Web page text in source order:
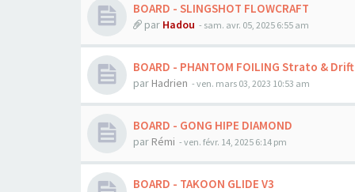
BOARD - SLINGSHOT FLOWCRAFT
par Hadou - sam. avr. 05, 2025 6:55 am
BOARD - PHANTOM FOILING Strato & Drift
par Hadrien - ven. mars 03, 2023 10:53 am
BOARD - GONG HIPE DIAMOND
par Rémi - ven. févr. 14, 2025 6:14 pm
BOARD - TAKOON GLIDE V3